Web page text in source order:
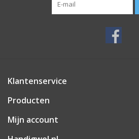
Klantenservice
Producten
Mijn account